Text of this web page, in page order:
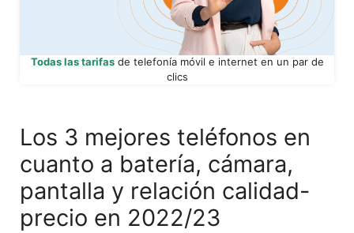
Todas las tarifasde telefonía móvil e internet en un par de
clics
Los 3 mejores teléfonos en
cuanto a batería, cámara,
pantalla y relación calidad-
precio en 2022/23